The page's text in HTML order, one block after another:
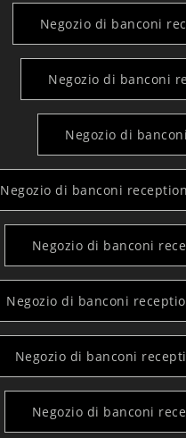
Negozio di banconi
Negozio di banconi
Negozio di
Negozio di banconi
Negozio di banconi
Negozio di banconi
Negozio di banconi
Negozio di banconi